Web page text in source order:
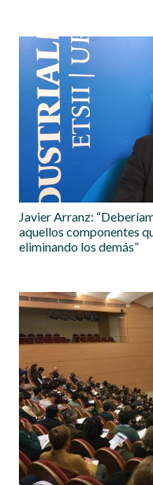
Javier Arranz:
aquellos componentes
eliminando los demás”